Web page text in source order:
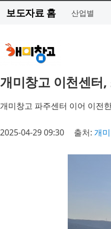
보도자료 홈 산업별
개미창고 이천센터
개미창고 파주센터 이어 이전
2025-04-29 09:30 출처: 개